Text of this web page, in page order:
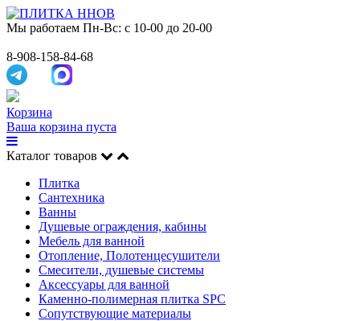
Мы работаем Пн-Вс: с 10-00 до 20-00
8-908-158-84-68
Корзина
Ваша корзина пуста
Каталог товаров
Плитка
Сантехника
Ванны
Душевые ограждения, кабины
Мебель для ванной
Отопление, Полотенцесушители
Смесители, душевые системы
Аксессуары для ванной
Каменно-полимерная плитка SPC
Сопутствующие материалы